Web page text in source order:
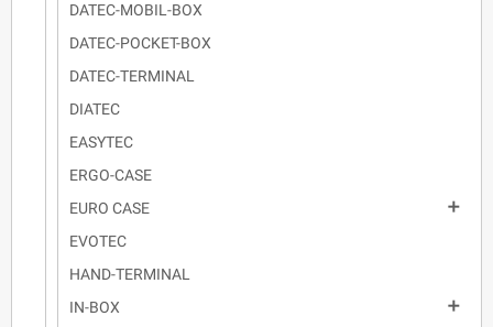
DATEC-MOBIL-BOX
DATEC-POCKET-BOX
DATEC-TERMINAL
DIATEC
EASYTEC
ERGO-CASE
EURO CASE

EVOTEC
HAND-TERMINAL
IN-BOX
